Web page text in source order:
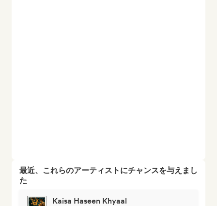
最近、これらのアーティストにチャンスを与えまし
た
Kaisa Haseen Khyaal